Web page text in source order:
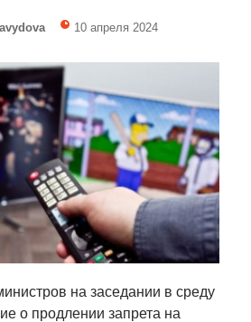
10 апреля 2024
на заседании в среду
о продлении запрета на